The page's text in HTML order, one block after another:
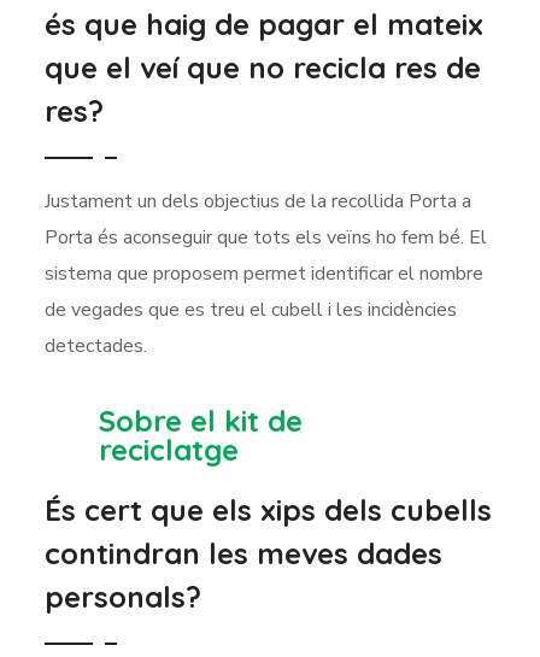
és que haig de pagar el mateix
que el veí que no recicla res de
res?
Justament un dels objectius de la recollida Porta a
Porta és aconseguir que tots els veïns ho fem bé. El
sistema que proposem permet identificar el nombre
de vegades que es treu el cubell i les incidències
detectades.
Sobre el kit de
reciclatge
És cert que els xips dels cubells
contindran les meves dades
personals?